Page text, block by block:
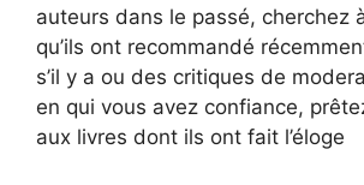
auteurs dans le passé, cherchez
qu’ils ont recommandé
s’il y a ou des critiques de
en qui vous avez confiance,
aux livres dont ils ont fait l’éloge